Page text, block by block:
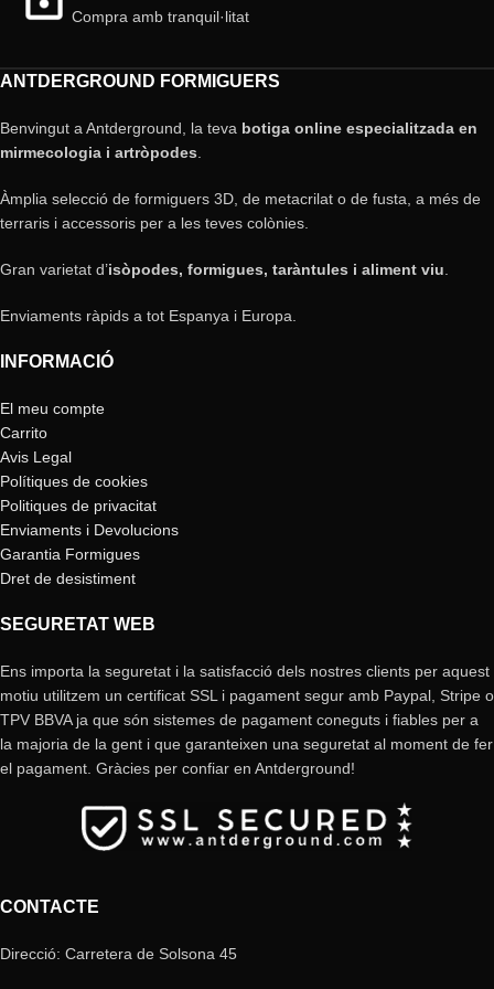
Compra amb tranquil·litat
ANTDERGROUND FORMIGUERS
Benvingut a Antderground, la teva botiga online especialitzada en
mirmecologia i artròpodes
Àmplia selecció de formiguers 3D, de metacrilat o de fusta, a més de
terraris i accessoris per a les teves colònies.
Gran varietat d’isòpodes, formigues, taràntules i aliment viu
Enviaments ràpids a tot Espanya i Europa.
INFORMACIÓ
El meu compte
Carrito
Avis Legal
Polítiques de cookies
Politiques de privacitat
Enviaments i Devolucions
Garantia Formigues
Dret de desistiment
SEGURETAT WEB
Ens importa la seguretat i la satisfacció dels nostres clients per aquest
motiu utilitzem un certificat SSL i pagament segur amb Paypal, Stripe o
TPV BBVA ja que són sistemes de pagament coneguts i fiables per a
la majoria de la gent i que garanteixen una seguretat al moment de fer
el pagament. Gràcies per confiar en Antderground!
CONTACTE
Direcció: Carretera de Solsona 45